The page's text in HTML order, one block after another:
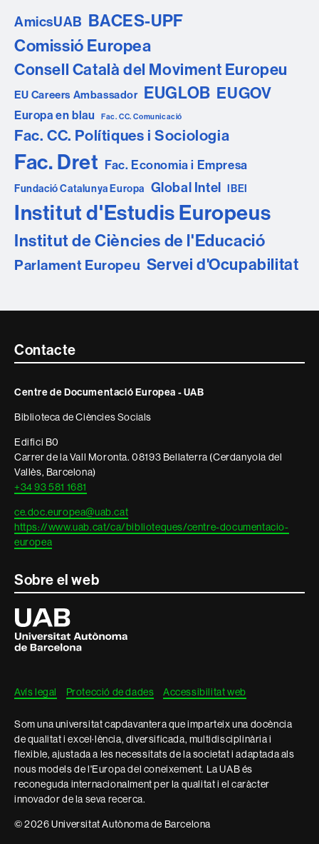
AmicsUAB BACES-UPF
Comissió Europea
Consell Català del Moviment Europeu
EU Careers Ambassador EUGLOB EUGOV
Europa en blau Fac. CC. Comunicació
Fac. CC. Polítiques i Sociologia
Fac. Dret Fac. Economia i Empresa
Fundació Catalunya Europa Global Intel IBEI
Institut d'Estudis Europeus
Institut de Ciències de l'Educació
Parlament Europeu Servei d'Ocupabilitat
Contacte
informació
legal
Contacte
Centre de Documentació Europea - UAB
Biblioteca de Ciències Socials
Edifici B0
Carrer de la Vall Moronta. 08193 Bellaterra (Cerdanyola del
Vallès, Barcelona)
+34 93 581 1681
ce.doc.europea@uab.cat
https://www.uab.cat/ca/biblioteques/centre-documentacio-
europea
Sobre el web
Universitat
Autònoma
de
Barcelona
Avís legal Protecció de dades Accessibilitat web
Som una universitat capdavantera que imparteix una docència
de qualitat i excel·lència, diversificada, multidisciplinària i
flexible, ajustada a les necessitats de la societat i adaptada als
nous models de l'Europa del coneixement. La UAB és
reconeguda internacionalment per la qualitat i el caràcter
innovador de la seva recerca.
© 2026 Universitat Autònoma de Barcelona